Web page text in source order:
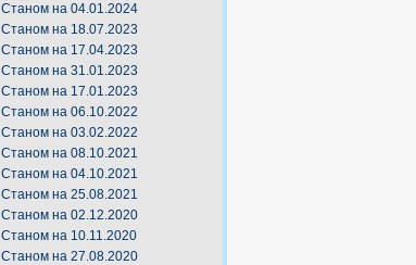
Станом на 04.01.2024
Станом на 18.07.2023
Станом на 17.04.2023
Станом на 31.01.2023
Станом на 17.01.2023
Станом на 06.10.2022
Станом на 03.02.2022
Станом на 08.10.2021
Станом на 04.10.2021
Станом на 25.08.2021
Станом на 02.12.2020
Станом на 10.11.2020
Станом на 27.08.2020